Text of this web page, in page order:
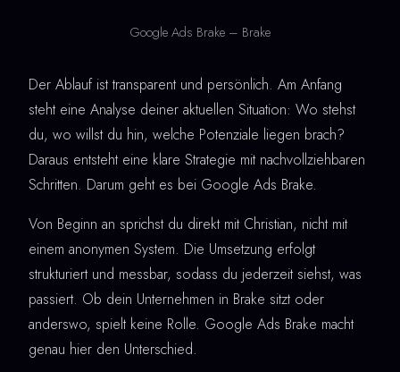
Google Ads Brake – Brake
Der Ablauf ist transparent und persönlich. Am Anfang
steht eine Analyse deiner aktuellen Situation: Wo stehst
du, wo willst du hin, welche Potenziale liegen brach?
Daraus entsteht eine klare Strategie mit nachvollziehbaren
Schritten. Darum geht es bei Google Ads Brake.
Von Beginn an sprichst du direkt mit Christian, nicht mit
einem anonymen System. Die Umsetzung erfolgt
strukturiert und messbar, sodass du jederzeit siehst, was
passiert. Ob dein Unternehmen in Brake sitzt oder
anderswo, spielt keine Rolle. Google Ads Brake macht
genau hier den Unterschied.